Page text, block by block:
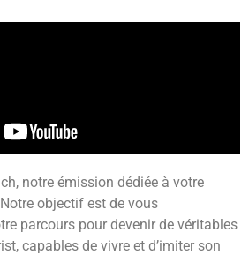
notre émission dédiée à votre
objectif est de vous
parcours pour devenir de véritables
capables de vivre et d’imiter son